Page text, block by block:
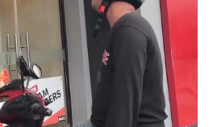
suara di luar kamera. “Saya sedang
ia sempat ditayangkan
Apabila ditanya apa yang akan
memenuhi tarikh tersebut, Chow
17 Julai.” Ditanya lagi apa yang